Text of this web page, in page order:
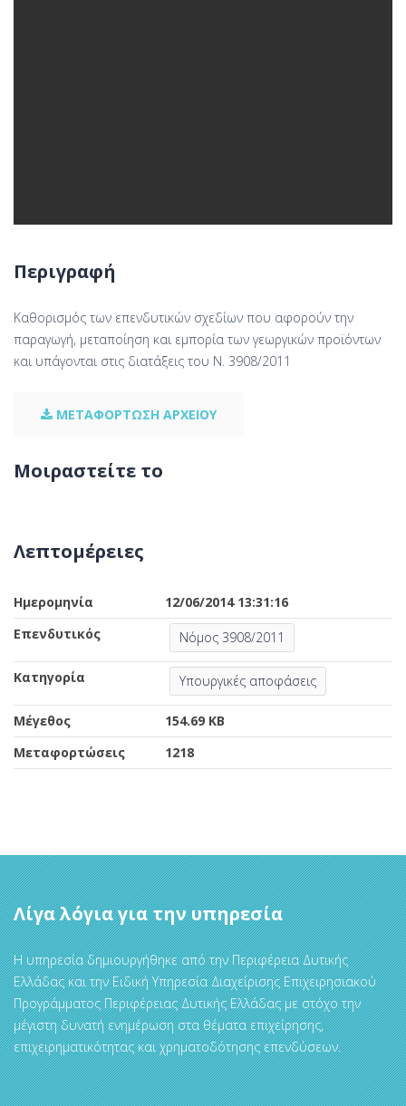
Περιγραφή
Καθορισμός των επενδυτικών σχεδίων που αφορούν την
παραγωγή, μεταποίηση και εμπορία των γεωργικών προϊόντων
και υπάγονται στις διατάξεις του Ν. 3908/2011
ΜΕΤΑΦΟΡΤΩΣΗ ΑΡΧΕΙΟΥ
Μοιραστείτε το
Λεπτομέρειες
Ημερομηνία
12/06/2014 13:31:16
Επενδυτικός
Νόμος 3908/2011
Κατηγορία Υπουργικές αποφάσεις
Μέγεθος
154.69 KB
Μεταφορτώσεις
1218
Λίγα λόγια για την υπηρεσία
Η υπηρεσία δημιουργήθηκε από την Περιφέρεια Δυτικής
Ελλάδας και την Ειδική Υπηρεσία Διαχείρισης Επιχειρησιακού
Προγράμματος Περιφέρειας Δυτικής Ελλάδας με στόχο την
μέγιστη δυνατή ενημέρωση στα θέματα επιχείρησης,
επιχειρηματικότητας και χρηματοδότησης επενδύσεων.